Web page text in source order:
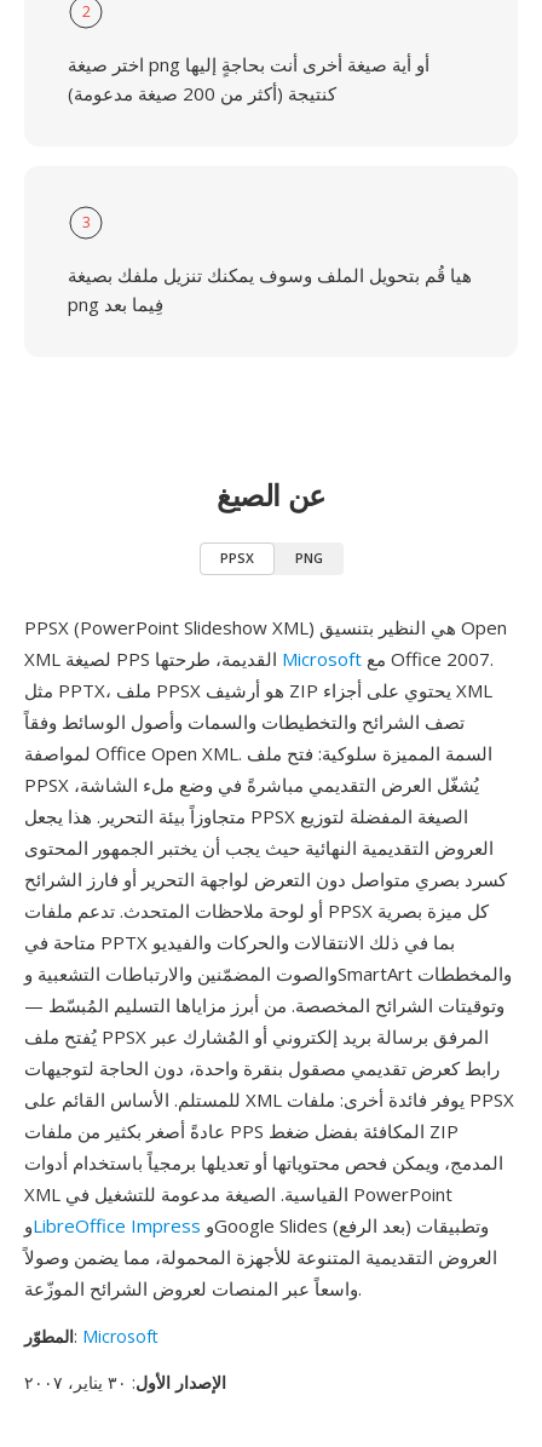
2
اختر صيغة png أو أية صيغة أخرى أنت بحاجةٍ إليها
كنتيجة (أكثر من 200 صيغة مدعومة)
3
هيا قُم بتحويل الملف وسوف يمكنك تنزيل ملفك بصيغة
png فِيما بعد
عن الصيغ
PPSX PNG
PPSX (PowerPoint Slideshow XML) هي النظير بتنسيق Open
Microsoft
مثل PPTX، ملف PPSX هو أرشيف ZIP يحتوي على أجزاء XML
تصف الشرائح والتخطيطات والسمات وأصول الوسائط وفقاً
لمواصفة Office Open XML. السمة المميزة سلوكية: فتح ملف
PPSX يُشغّل العرض التقديمي مباشرةً في وضع ملء الشاشة،
متجاوزاً بيئة التحرير. هذا يجعل PPSX الصيغة المفضلة لتوزيع
العروض التقديمية النهائية حيث يجب أن يختبر الجمهور المحتوى
كسرد بصري متواصل دون التعرض لواجهة التحرير أو فارز الشرائح
أو لوحة ملاحظات المتحدث. تدعم ملفات PPSX كل ميزة بصرية
متاحة في PPTX بما في ذلك الانتقالات والحركات والفيديو
والصوت المضمّنين والارتباطات التشعبية وSmartArt والمخططات
وتوقيتات الشرائح المخصصة. من أبرز مزاياها التسليم المُبسّط —
يُفتح ملف PPSX المرفق برسالة بريد إلكتروني أو المُشارك عبر
رابط كعرض تقديمي مصقول بنقرة واحدة، دون الحاجة لتوجيهات
للمستلم. الأساس القائم على XML يوفر فائدة أخرى: ملفات PPSX
عادةً أصغر بكثير من ملفات PPS المكافئة بفضل ضغط ZIP
المدمج، ويمكن فحص محتوياتها أو تعديلها برمجياً باستخدام أدوات
XML القياسية. الصيغة مدعومة للتشغيل في PowerPoint
وLibreOffice Impress
العروض التقديمية المتنوعة للأجهزة المحمولة، مما يضمن وصولاً
واسعاً عبر المنصات لعروض الشرائح الموزّعة.
المطوّر: Microsoft
الإصدار الأول: ٣٠ يناير، ٢٠٠٧